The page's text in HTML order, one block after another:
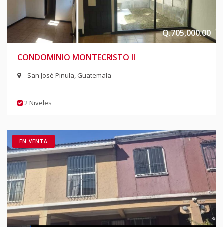
Q.705,000.00
CONDOMINIO MONTECRISTO II
San José Pinula, Guatemala
2 Niveles
EN VENTA